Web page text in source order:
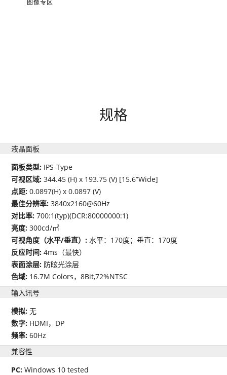
图像专区
规格
液晶面板
面板类型: IPS-Type
可视区域:344.45 (H) x 193.75 (V) [15.6”Wide]
点距:0.0897(H) x 0.0897 (V)
最佳分辨率:3840x2160@60Hz
对比率:700:1(typ)(DCR:80000000:1)
亮度:300cd/㎡
可视角度（水平/垂直）: 水平：170度；垂直：170度
反应时间:4ms（最快）
表面涂层: 防眩光涂层
色域: 16.7M Colors，8Bit,72%NTSC
输入讯号
模拟:无
数字: HDMI，DP
频率:60Hz
兼容性
PC:Windows 10 tested